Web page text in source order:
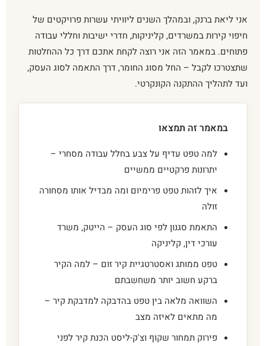
אני ליאת ברנק, ובמהלך השנים ליוויתי עשרות פרויקטים של
חיפוי קירות במשרדים, קליניקות, חדרי ישיבות וחללי עבודה
פתוחים. במאמר הזה אני רוצה לקחת אתכם דרך כל ההחלטות
שתצטרכו לקבל – החל מסוג החומר, דרך התאמה לסוג העסק,
ועד לתהליך ההתקנה הקונקרטי.
במאמר זה תמצאו
למה טפט עדיף על צבע בחלל עבודה מסחרי –
יתרונות פרקטיים ממשיים
איך לזהות טפט פרימיום ומה מבדיל אותו מסחורה
זולה
התאמת סגנון לפי סוג העסק – הייטק, משרד
עורכי דין, קליניקה
טפט ממותג ואסטרטגיית קיר זום – למה הקיר
ברקע חשוב יותר משחשבתם
השוואה מלאה בין טפט בהדבקה למדבקת קיר –
מה מתאים לאיזה מצב
פירוק תמחור שקוף וצ'ק-ליסט הכנת קיר לפני